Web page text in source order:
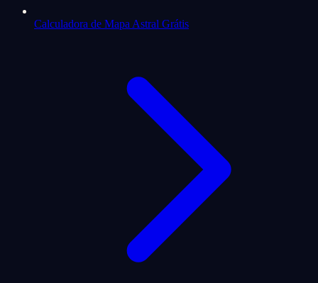
Calculadora de Mapa Astral Grátis